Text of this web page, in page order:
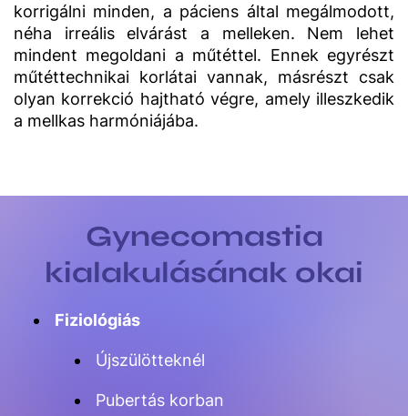
korrigálni minden, a páciens által megálmodott,
néha irreális elvárást a melleken. Nem lehet
mindent megoldani a műtéttel. Ennek egyrészt
műtéttechnikai korlátai vannak, másrészt csak
olyan korrekció hajtható végre, amely illeszkedik
a mellkas harmóniájába.
Gynecomastia
kialakulásának okai
Fiziológiás
Újszülötteknél
Pubertás korban